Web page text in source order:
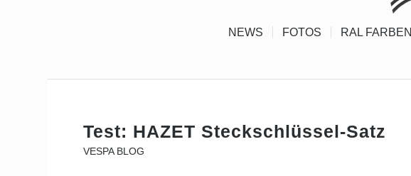
NEWS FOTOS RAL FARBEN
Test: HAZET Steckschlüssel-Satz
VESPA BLOG